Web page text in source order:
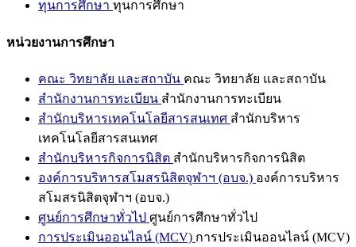
ทุนการศึกษา ทุนการศึกษา
หน่วยงานการศึกษา
คณะ วิทยาลัย และสถาบัน คณะ วิทยาลัย และสถาบัน
สำนักงานการทะเบียน สำนักงานการทะเบียน
สำนักบริหารเทคโนโลยีสารสนเทศ สำนักบริหาร
เทคโนโลยีสารสนเทศ
สำนักบริหารกิจการนิสิต สำนักบริหารกิจการนิสิต
องค์การบริหารสโมสรนิสิตจุฬาฯ (อบจ.) องค์การบริหาร
สโมสรนิสิตจุฬาฯ (อบจ.)
ศูนย์การศึกษาทั่วไป ศูนย์การศึกษาทั่วไป
การประเมินออนไลน์ (MCV) การประเมินออนไลน์ (MCV)